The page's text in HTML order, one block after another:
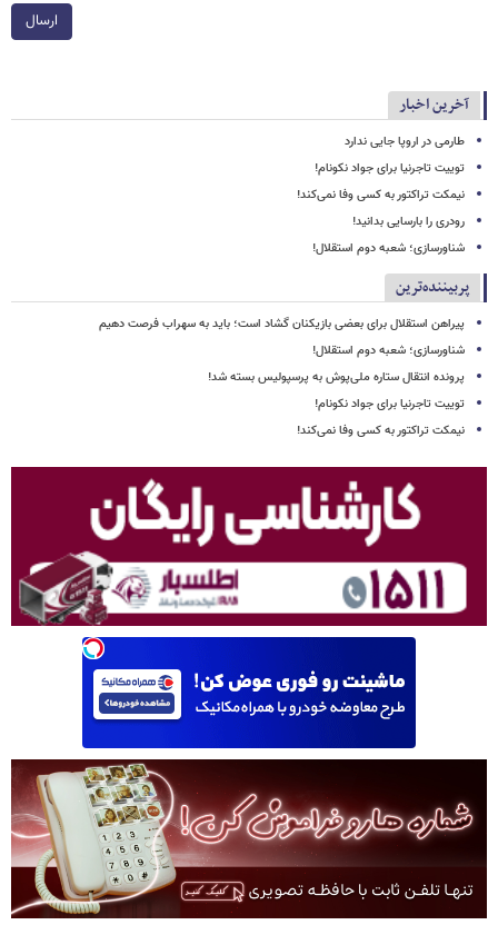
ارسال
آخرین اخبار
طارمی در اروپا جایی ندارد
توییت تاجرنیا برای جواد نکونام!
نیمکت تراکتور به کسی وفا نمی‌کند!
رودری را بارسایی بدانید!
شناورسازی؛ شعبه دوم استقلال!
پربیننده‌ترین
پیراهن استقلال برای بعضی بازیکنان گشاد است؛ باید به سهراب فرصت دهیم
شناورسازی؛ شعبه دوم استقلال!
پرونده انتقال ستاره ملی‌پوش به پرسپولیس بسته شد!
توییت تاجرنیا برای جواد نکونام!
نیمکت تراکتور به کسی وفا نمی‌کند!